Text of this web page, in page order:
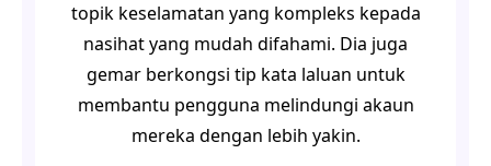
topik keselamatan yang kompleks kepada
nasihat yang mudah difahami. Dia juga
gemar berkongsi tip kata laluan untuk
membantu pengguna melindungi akaun
mereka dengan lebih yakin.